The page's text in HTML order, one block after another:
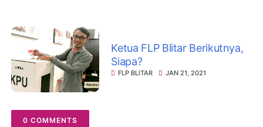
Ketua FLP Blitar Berikutnya,
Siapa?
FLP BLITAR JAN 21, 2021
0 COMMENTS